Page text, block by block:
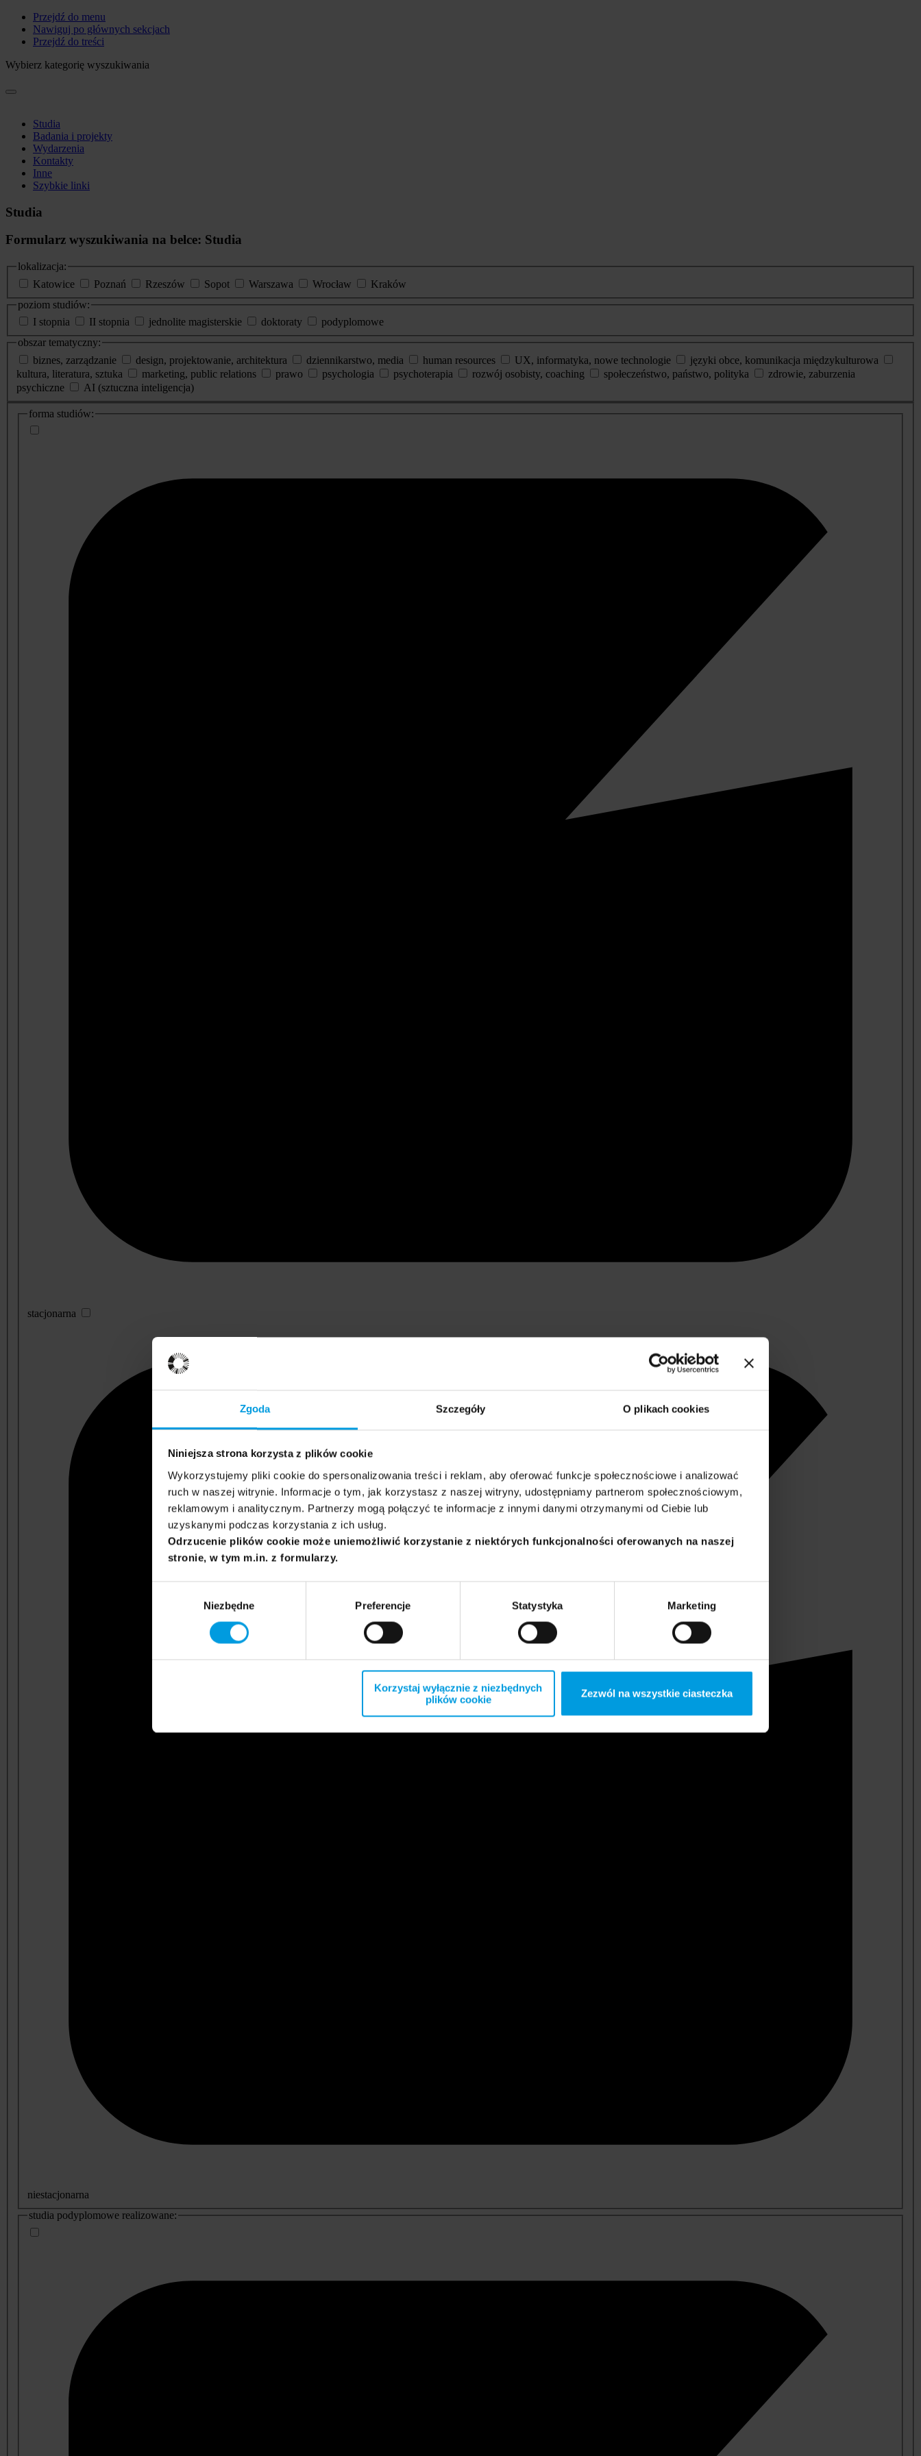
Zgoda Szczegóły O plikach cookies
Niniejsza strona korzysta z plików cookie
Wykorzystujemy pliki cookie do spersonalizowania treści i reklam, aby oferować funkcje społecznościowe i analizować
ruch w naszej witrynie. Informacje o tym, jak korzystasz z naszej witryny, udostępniamy partnerom społecznościowym,
reklamowym i analitycznym. Partnerzy mogą połączyć te informacje z innymi danymi otrzymanymi od Ciebie lub
uzyskanymi podczas korzystania z ich usług.
Odrzucenie plików cookie może uniemożliwić korzystanie z niektórych funkcjonalności oferowanych na naszej
stronie, w tym m.in. z formularzy.
Niezbędne Preferencje Statystyka Marketing
Korzystaj wyłącznie z niezbędnych
plików cookie
Zezwól na wszystkie ciasteczka
Przejdź do menu
Nawiguj po głównych sekcjach
Przejdź do treści
Wybierz kategorię wyszukiwania
Studia
Badania i projekty
Wydarzenia
Kontakty
Inne
Szybkie linki
Studia
Formularz wyszukiwania na belce: Studia
lokalizacja:
Katowice
Poznań Rzeszów Sopot Warszawa Wrocław
Kraków
poziom studiów:
I stopnia
II stopnia jednolite magisterskie doktoraty
podyplomowe
obszar tematyczny:
biznes, zarządzanie
design, projektowanie, architektura dziennikarstwo, media human resources UX, informatyka, nowe technologie
języki obce, komunikacja międzykulturowa
kultura, literatura, sztuka
marketing, public relations prawo psychologia psychoterapia rozwój osobisty, coaching społeczeństwo, państwo, polityka
zdrowie, zaburzenia
psychiczne
AI (sztuczna inteligencja)
dodatkowe
informacje
forma studiów:
stacjonarna
niestacjonarna
studia podyplomowe realizowane: